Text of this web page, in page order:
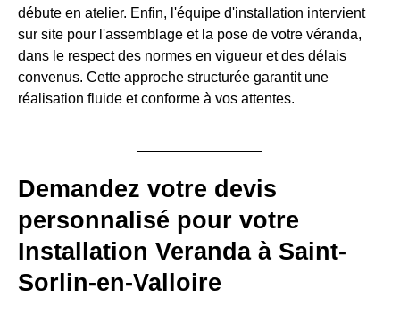
débute en atelier. Enfin, l'équipe d'installation intervient
sur site pour l'assemblage et la pose de votre véranda,
dans le respect des normes en vigueur et des délais
convenus. Cette approche structurée garantit une
réalisation fluide et conforme à vos attentes.
Demandez votre devis
personnalisé pour votre
Installation Veranda à Saint-
Sorlin-en-Valloire